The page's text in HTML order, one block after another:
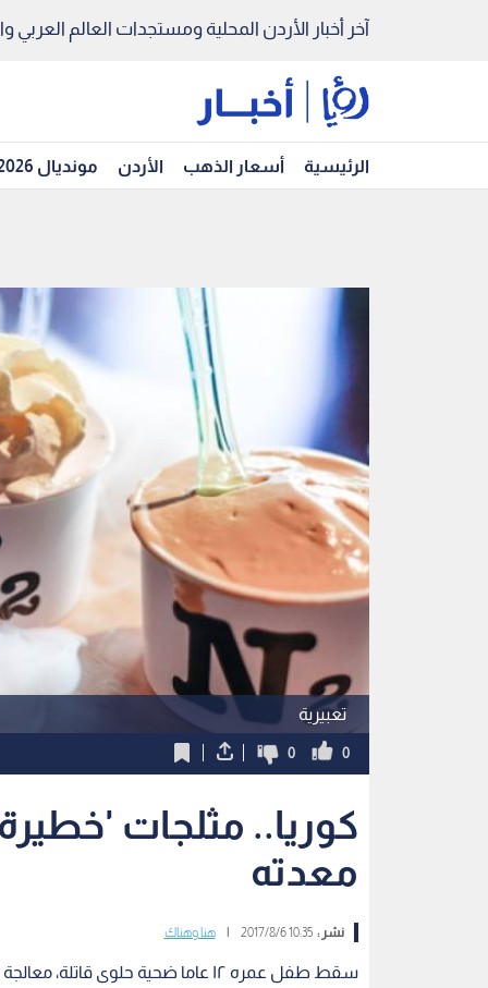
آخر أخبار الأردن المحلية ومستجدات العالم العربي
الرئيسية أسعار الذهب الأردن مونديال 2026
تعبيرية
0
0
كوريا.. مثلجات
معدته
نشر :10:35 2017/8/6 هنا وهناك
سقط طفل عمره ١٢ عاما ضحية حلوى